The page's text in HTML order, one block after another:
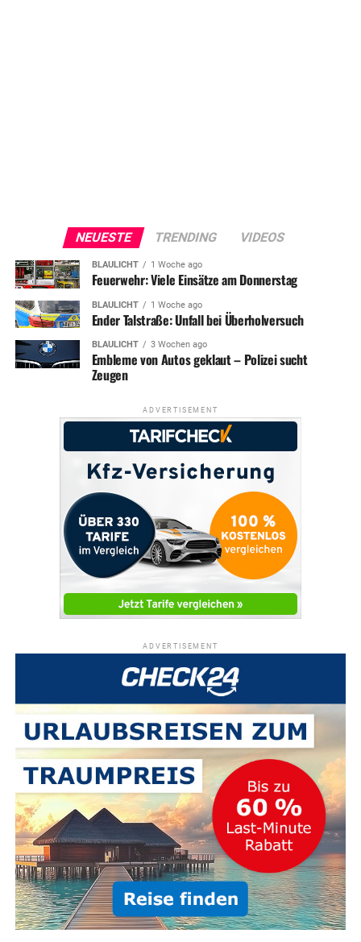
NEUESTE TRENDING VIDEOS
BLAULICHT 1 Woche ago
Feuerwehr: Viele Einsätze am Donnerstag
BLAULICHT 1 Woche ago
Ender Talstraße: Unfall bei Überholversuch
BLAULICHT 3 Wochen ago
Embleme von Autos geklaut – Polizei sucht
Zeugen
ADVERTISEMENT
ADVERTISEMENT